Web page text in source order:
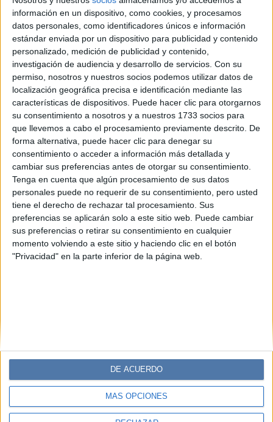
información en un dispositivo, como cookies, y procesamos
datos personales, como identificadores únicos e información
estándar enviada por un dispositivo para publicidad y contenido
personalizado, medición de publicidad y contenido,
investigación de audiencia y desarrollo de servicios. Con su
permiso, nosotros y nuestros socios podemos utilizar datos de
localización geográfica precisa e identificación mediante las
características de dispositivos. Puede hacer clic para otorgarnos
su consentimiento a nosotros y a nuestros 1733 socios para
que llevemos a cabo el procesamiento previamente descrito. De
forma alternativa, puede hacer clic para denegar su
consentimiento o acceder a información más detallada y
cambiar sus preferencias antes de otorgar su consentimiento.
Tenga en cuenta que algún procesamiento de sus datos
personales puede no requerir de su consentimiento, pero usted
tiene el derecho de rechazar tal procesamiento. Sus
preferencias se aplicarán solo a este sitio web. Puede cambiar
sus preferencias o retirar su consentimiento en cualquier
momento volviendo a este sitio y haciendo clic en el botón
"Privacidad" en la parte inferior de la página web.
MÁS OPCIONES
DE ACUERDO
MODA Y PERSONALIDADES
Jacob Elordi tiene la colección de
bolsos soñada para cualquier armario
El actor que cautivó con sus papeles en “Euphoria” y “El
Stand de los Besos” tiene los accesorios que todas
soñamos. De mano, al estilo bandolera. XL, Jacob Elordi
nos muestra cómo lucirlos en cada ocasión.